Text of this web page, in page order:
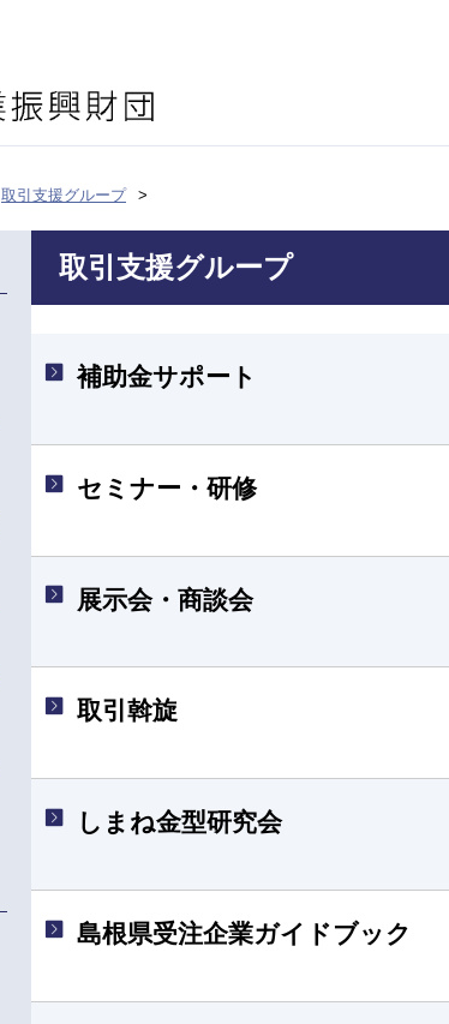
取引支援グループ
取引支援グループ
補助金サポート
セミナー・研修
展示会・商談会
取引斡旋
しまね金型研究会
島根県受注企業ガイドブック